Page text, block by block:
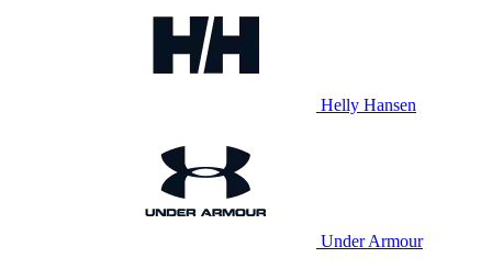
Helly Hansen
Under Armour